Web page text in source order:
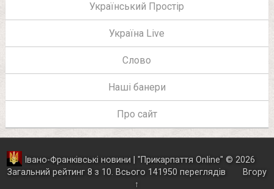
Український Простір
Україна Live
Слово
Наші банери
Про сайт
Івано-Франківські новини | "Прикарпаття Online" © 2026
Загальний рейтинг 8 з 10. Всього 141950 переглядів
Вгору
↑